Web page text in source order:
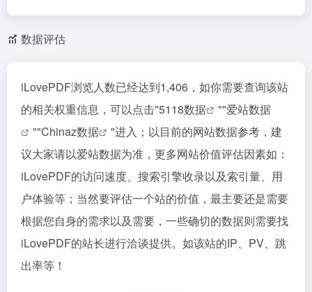
数据评估
iLovePDF浏览人数已经达到1,406，如你需要查询该站
的相关权重信息，可以点击"5118数据 ""爱站数据
""Chinaz数据
"进入；以目前的网站数据参考，建
议大家请以爱站数据为准，更多网站价值评估因素如：
iLovePDF的访问速度、搜索引擎收录以及索引量、用
户体验等；当然要评估一个站的价值，最主要还是需要
根据您自身的需求以及需要，一些确切的数据则需要找
iLovePDF的站长进行洽谈提供。如该站的IP、PV、跳
出率等！